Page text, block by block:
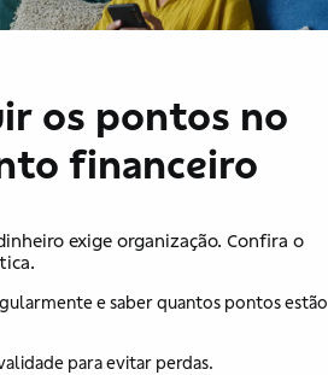
os pontos no
financeiro
exige organização. Confira o
e saber quantos pontos estão
para evitar perdas.